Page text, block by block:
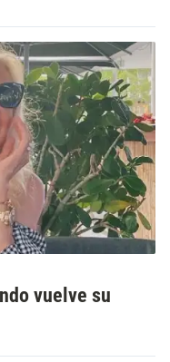
vuelve su